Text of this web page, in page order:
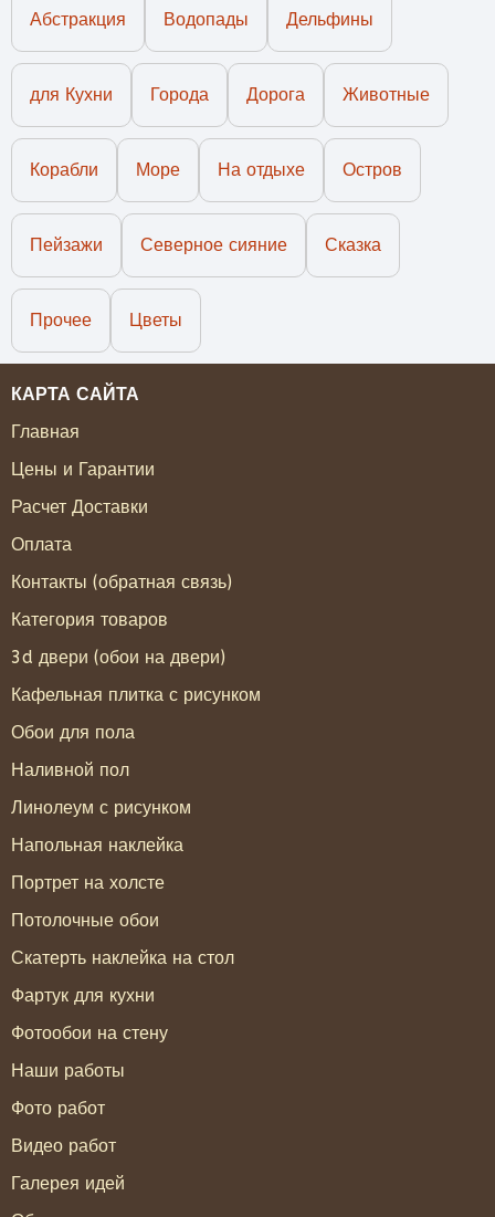
Абстракция Водопады Дельфины
для Кухни Города Дорога Животные
Корабли Море На отдыхе Остров
Пейзажи Северное сияние Сказка
Прочее Цветы
КАРТА САЙТА
Главная
Цены и Гарантии
Расчет Доставки
Оплата
Контакты (обратная связь)
Категория товаров
3d двери (обои на двери)
Кафельная плитка с рисунком
Обои для пола
Наливной пол
Линолеум с рисунком
Напольная наклейка
Портрет на холсте
Потолочные обои
Скатерть наклейка на стол
Фартук для кухни
Фотообои на стену
Наши работы
Фото работ
Видео работ
Галерея идей